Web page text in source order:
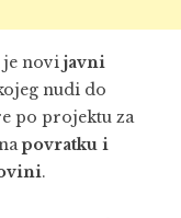
je novi javni
nudi do
po projektu za
povratku i
.